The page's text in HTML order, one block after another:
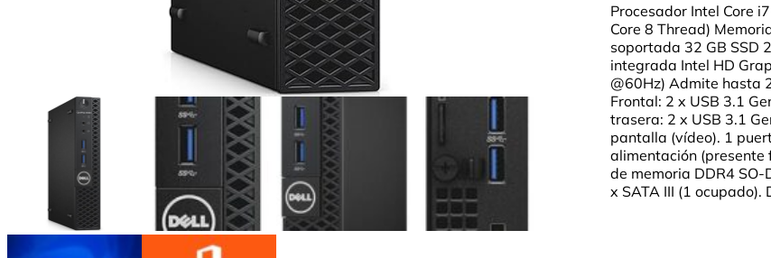
Procesador Intel Core
Core 8 Thread)
soportada 32 GB SSD
integrada Intel HD
@60Hz) Admite hasta
Frontal: 2 x USB 3.1
trasera: 2 x USB 3.1
pantalla (vídeo). 1
alimentación (presente
de memoria DDR4
x SATA III (1